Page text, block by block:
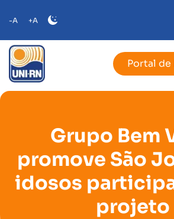
-A +A
Portal
Grupo Bem
promove São
idosos
projeto